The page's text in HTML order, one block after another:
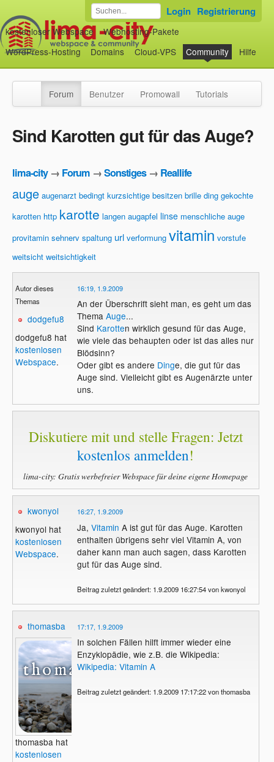
kostenloser Webspace
Webhosting-Pakete
WordPress-Hosting
Domains Cloud-VPS Community Hilfe
Login Registrierung
Forum Benutzer Promowall Tutorials
Sind Karotten gut für das Auge?
lima-city→ Forum →Sonstiges→ Reallife
auge augenarzt bedingt kurzsichtige besitzen brille ding gekochte
karotten http karotte langen augapfel linse menschliche auge
provitamin sehnerv spaltung url verformung vitamin vorstufe
weitsicht weitsichtigkeit
Autor dieses
Themas
dodgefu8
dodgefu8 hat
kostenlosen
Webspace.
16:19, 1.9.2009
An der Überschrift sieht man, es geht um das
Thema Auge...
Sind Karotten wirklich gesund für das Auge,
wie viele das behaupten oder ist das alles nur
Blödsinn?
Oder gibt es andere Dinge, die gut für das
Auge sind. Vielleicht gibt es Augenärzte unter
uns.
Diskutiere mit und stelle Fragen: Jetzt
kostenlos anmelden!
lima-city: Gratis werbefreier Webspace für deine eigene Homepage
kwonyol
kwonyol hat
kostenlosen
Webspace.
16:27, 1.9.2009
Ja, Vitamin A ist gut für das Auge. Karotten
enthalten übrigens sehr viel Vitamin A, von
daher kann man auch sagen, dass Karotten
gut für das Auge sind.
Beitrag zuletzt geändert: 1.9.2009 16:27:54 von kwonyol
thomasba
thomasba hat
kostenlosen
17:17, 1.9.2009
In solchen Fällen hilft immer wieder eine
Enzyklopädie, wie z.B. die Wikipedia:
Wikipedia: Vitamin A
Beitrag zuletzt geändert: 1.9.2009 17:17:22 von thomasba